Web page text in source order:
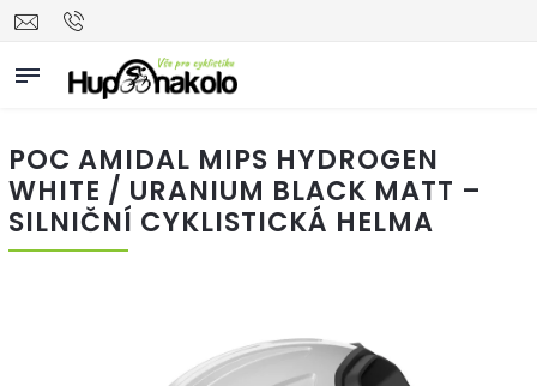
POC AMIDAL MIPS HYDROGEN
WHITE / URANIUM BLACK MATT –
SILNIČNÍ CYKLISTICKÁ HELMA